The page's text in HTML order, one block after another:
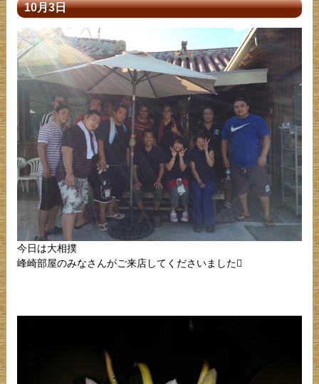
10月3日
今日は大相撲
峰崎部屋のみなさんがご来店してくださいました󾬆︎